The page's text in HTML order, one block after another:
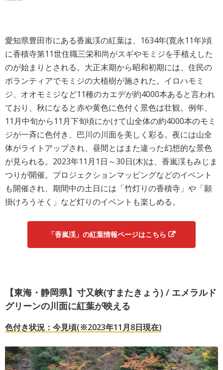
愛知県豊田市にある香嵐渓の紅葉は、1634年(寛永11年)頃
に香積寺第11世住職三栄和尚がスギやモミジを手植えした
のが始まりとされる。大正末期から昭和初期には、住民の
ボランティアでモミジの大植樹が施された。イロハモミ
ジ、オオモミジなど11種のカエデが約4000本あると言われ
ており、秋になると赤や黄色に色付く景色は壮観。例年、
11月中旬から11月下旬頃にかけて山全体の約4000本のモミ
ジが一斉に色付き、巴川の川面を美しく彩る。夜には山全
体がライトアップされ、昼間とはまた違った幻想的な景色
が見られる。2023年11月1日～30日(木)は、香嵐渓もみじま
つりが開催。プロジェクションマッピングなどのイベント
も開催され、期間中の土日には「竹灯りの香積寺」や「願
掛けろうそく」など灯りのイベントも楽しめる。
「香嵐渓」の紅葉情報ページはこちら
【東海・静岡県】寸又峡(すまたきょう) / エメラルド
グリーンの川面に紅葉が映える
色付き状況：今見頃(※2023年11月8日現在)